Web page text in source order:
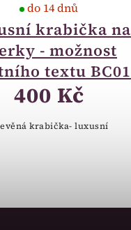
krabička na
- možnost
textu BC01
do 14 dnů
400 Kč
krabička- luxusní